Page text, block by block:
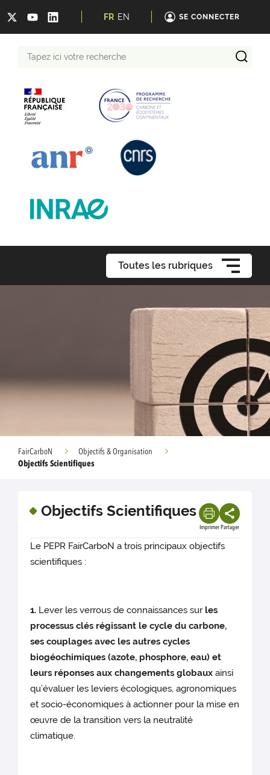
FR EN SE CONNECTER
recherche
Toutes les rubriques
FairCarboN
Objectifs & Organisation
Objectifs Scientifiques
Objectifs Scientifiques
Imprimer Partager
Le PEPR FairCarboN a trois principaux objectifs
scientifiques :
1. Lever les verrous de connaissances sur les
processus clés régissant le cycle du carbone,
ses couplages avec les autres cycles
biogéochimiques (azote, phosphore, eau) et
leurs réponses aux changements globaux ainsi
qu’évaluer les leviers écologiques, agronomiques
et socio-économiques à actionner pour la mise en
œuvre de la transition vers la neutralité
climatique.